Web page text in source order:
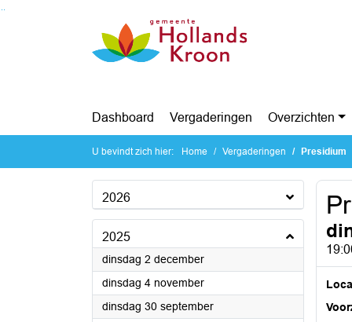
Ga naar de inhoud van deze pagina
Dashboard Vergaderingen Overzichten
U bevindt zich hier: Home Vergaderingen Presidium
2026
2025
dinsdag 2 december2025
dinsdag 4 november2025
dinsdag 30 september2025